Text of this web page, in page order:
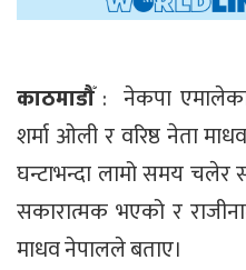
काठमाडौँ: नेकपा एमालेका
शर्मा ओली र वरिष्ठ नेता
घन्टाभन्दा लामो समय चलेर
सकारात्मक भएको र
माधव नेपालले बताए।